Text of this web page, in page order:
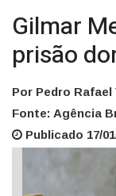
Gilmar
prisão
Por Pedro
Fonte: Agência
Publicado 17/